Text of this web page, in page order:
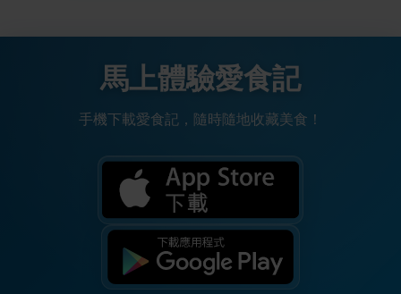
馬上體驗愛食記
手機下載愛食記，隨時隨地收藏美食！